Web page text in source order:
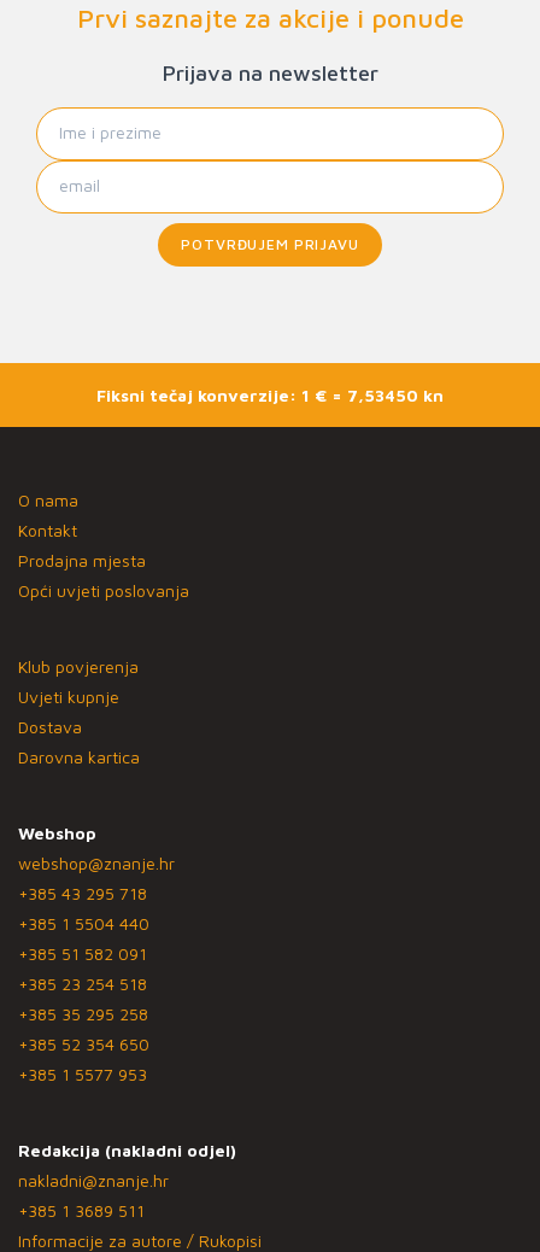
Prvi saznajte za akcije i ponude
Prijava na newsletter
POTVRĐUJEM PRIJAVU
Fiksni tečaj konverzije: 1 € = 7,53450 kn
O nama
Kontakt
Prodajna mjesta
Opći uvjeti poslovanja
Klub povjerenja
Uvjeti kupnje
Dostava
Darovna kartica
Webshop
webshop@znanje.hr
+385 43 295 718
+385 1 5504 440
+385 51 582 091
+385 23 254 518
+385 35 295 258
+385 52 354 650
+385 1 5577 953
Redakcija (nakladni odjel)
nakladni@znanje.hr
+385 1 3689 511
Informacije za autore / Rukopisi